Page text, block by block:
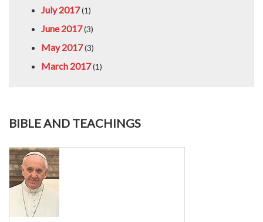
July 2017(1)
June 2017(3)
May 2017(3)
March 2017(1)
BIBLE AND TEACHINGS